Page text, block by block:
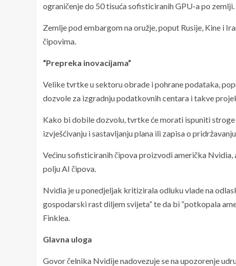
ograničenje do 50 tisuća sofisticiranih GPU-a po zemlji.
Zemlje pod embargom na oružje, poput Rusije, Kine i
čipovima.
“Prepreka inovacijama”
Velike tvrtke u sektoru obrade i pohrane podataka,
dozvole za izgradnju podatkovnih centara i takve
Kako bi dobile dozvolu, tvrtke će morati ispuniti
izvješćivanju i sastavljanju plana ili zapisa o
Većinu sofisticiranih čipova proizvodi američka
polju AI čipova.
Nvidia je u ponedjeljak kritizirala odluku vlade na
gospodarski rast diljem svijeta” te da bi “potkopala
Finklea.
Glavna uloga
Govor čelnika Nvidije nadovezuje se na upozorenje